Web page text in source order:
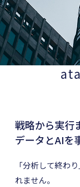
戦略から実行
データとAIを
「分析して終わ
れません。